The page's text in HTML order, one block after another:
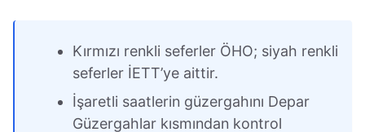
Kırmızı renkli seferler ÖHO; siyah renkli
seferler İETT’ye aittir.
İşaretli saatlerin güzergahını Depar
Güzergahlar kısmından kontrol